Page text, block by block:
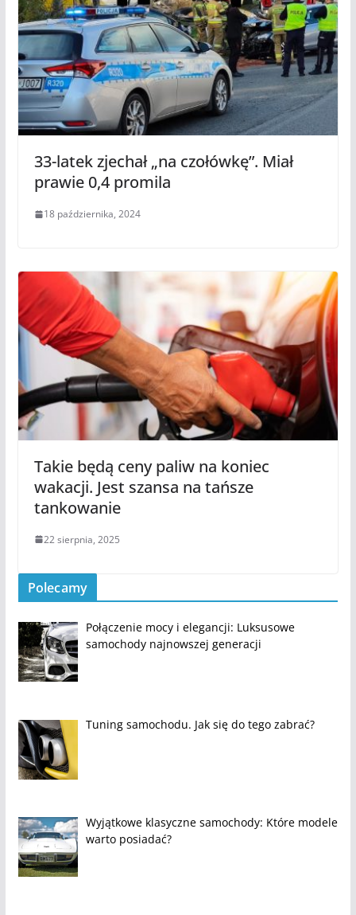
33-latek zjechał „na czołówkę”. Miał
prawie 0,4 promila
18 października, 2024
Takie będą ceny paliw na koniec
wakacji. Jest szansa na tańsze
tankowanie
22 sierpnia, 2025
Polecamy
Połączenie mocy i elegancji: Luksusowe
samochody najnowszej generacji
Tuning samochodu. Jak się do tego zabrać?
Wyjątkowe klasyczne samochody: Które modele
warto posiadać?